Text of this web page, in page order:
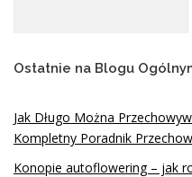
Ostatnie na Blogu
Jak Długo Można
Kompletny Poradnik
Konopie autoflowering – jak